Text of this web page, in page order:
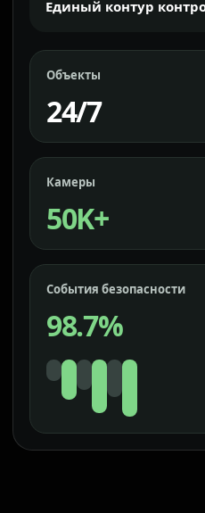
Единый контур
Объекты
24/7
Камеры
50K+
События безопасности
98.7%